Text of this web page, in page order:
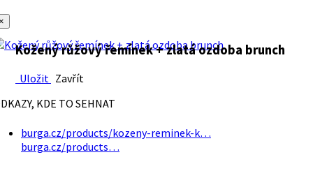
Kožený růžový řemínek + zlatá ozdoba brunch
Uložit Zavřít
KDE TO SEHNAT
burga.cz/products/kozeny-reminek-k…
burga.cz/products…